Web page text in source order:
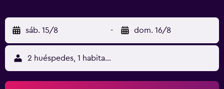
sáb. 15/8 - dom. 16/8
2 huéspedes, 1 habitación